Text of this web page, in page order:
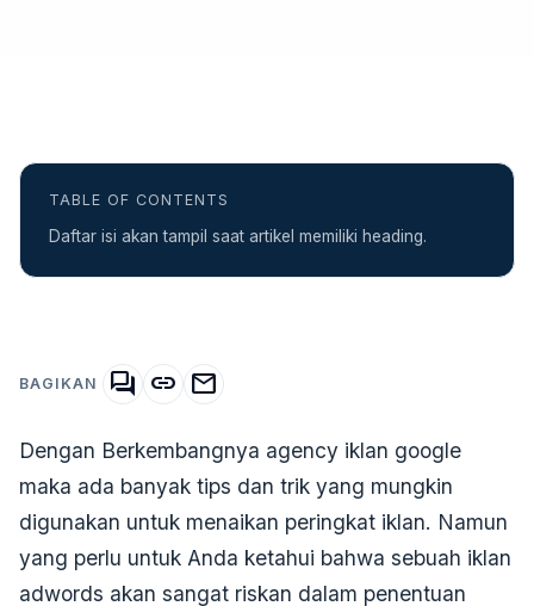
TABLE OF CONTENTS
Daftar isi akan tampil saat artikel memiliki heading.
BAGIKAN forum link mail
Dengan Berkembangnya agency iklan google
maka ada banyak tips dan trik yang mungkin
digunakan untuk menaikan peringkat iklan. Namun
yang perlu untuk Anda ketahui bahwa sebuah iklan
adwords akan sangat riskan dalam penentuan